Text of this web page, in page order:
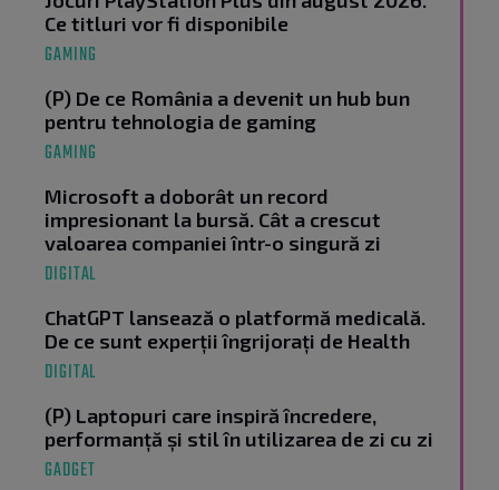
Ce titluri vor fi disponibile
GAMING
(P) De ce România a devenit un hub bun
pentru tehnologia de gaming
GAMING
Microsoft a doborât un record
impresionant la bursă. Cât a crescut
valoarea companiei într-o singură zi
DIGITAL
ChatGPT lansează o platformă medicală.
De ce sunt experții îngrijorați de Health
DIGITAL
(P) Laptopuri care inspiră încredere,
performanță și stil în utilizarea de zi cu zi
GADGET